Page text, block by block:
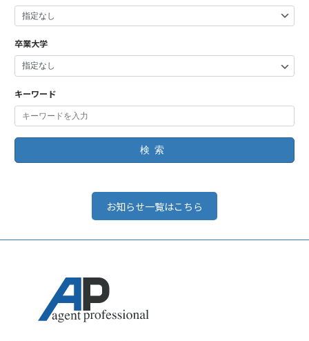
卒業大学
キーワード
検索
お知らせ一覧はこちら